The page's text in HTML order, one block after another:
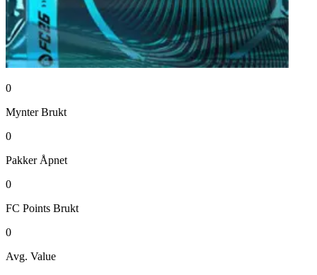
0
Mynter Brukt
0
Pakker Åpnet
0
FC Points Brukt
0
Avg. Value